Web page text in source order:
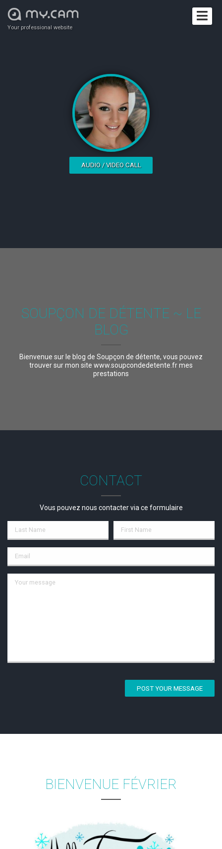
Your professional website
AUDIO / VIDEO CALL
SOUPÇON DE DÉTENTE ~ LE
BLOG
Bienvenue sur le blog de Soupçon de détente, vous pouvez
trouver sur mon site www.soupcondedetente.fr mes
prestations
CONTACT
Vous pouvez nous contacter via ce formulaire
POST YOUR MESSAGE
BIENVENUE FÉVRIER